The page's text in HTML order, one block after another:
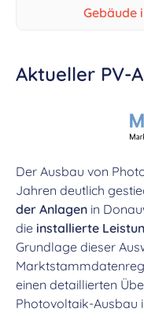
Gebäude
Aktueller PV-
Der Ausbau von
Jahren deutlich
der Anlagen in
die installierte
Grundlage dieser
einen detaillierten
Photovoltaik-Ausbau